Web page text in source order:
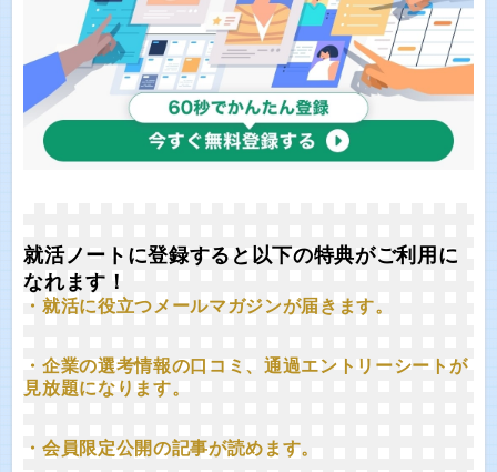
就活ノートに登録すると以下の特典がご利用に
なれます！
・就活に役立つメールマガジンが届きます。
・企業の選考情報の口コミ、通過エントリーシートが
見放題になります。
・会員限定公開の記事が読めます。